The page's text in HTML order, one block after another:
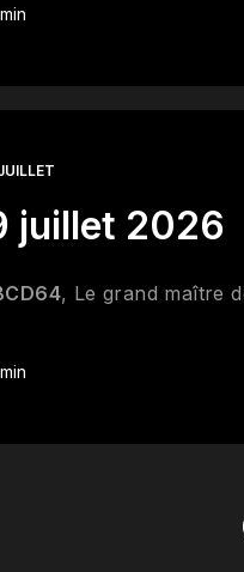
juillet 2026
, Le grand maître